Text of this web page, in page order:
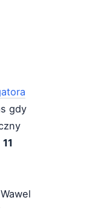
gdy
11